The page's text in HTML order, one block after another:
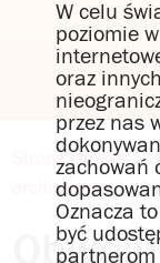
Strona główna
archiwizacja
W celu
poziomie
oraz
przez nas
zachowań
Oznacza
być
partnerom